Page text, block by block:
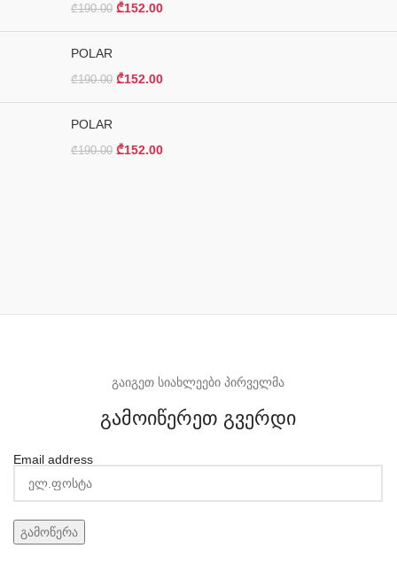
₾190.00 ₾152.00
POLAR
₾190.00 ₾152.00
POLAR
₾190.00 ₾152.00
გაიგეთ სიახლეები პირველმა
გამოიწერეთ გვერდი
Email address